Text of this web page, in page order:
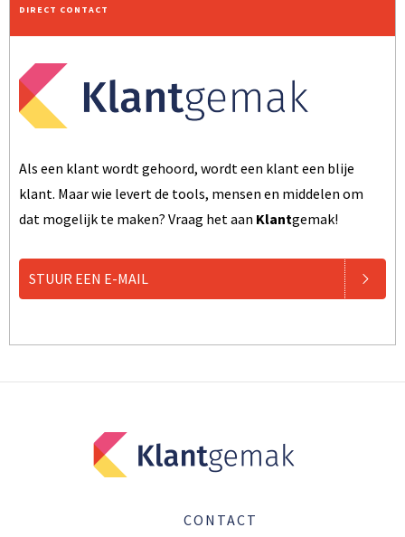
DIRECT CONTACT
Als een klant wordt gehoord, wordt een klant een blije
klant. Maar wie levert de tools, mensen en middelen om
dat mogelijk te maken? Vraag het aan Klantgemak!
STUUR EEN E-MAIL
CONTACT